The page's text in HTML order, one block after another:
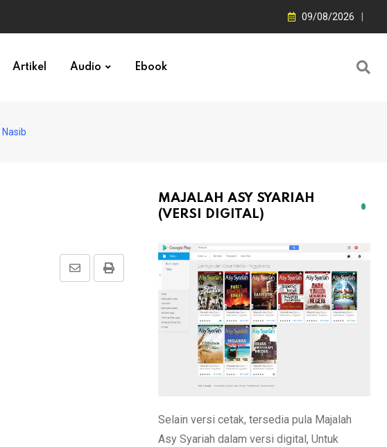
09/08/2026
Artikel Audio Ebook
Print
Share
MAJALAH ASY SYARIAH
(VERSI DIGITAL)
Selain versi cetak, tersedia pula Majalah
Asy Syariah dalam versi digital, Untuk